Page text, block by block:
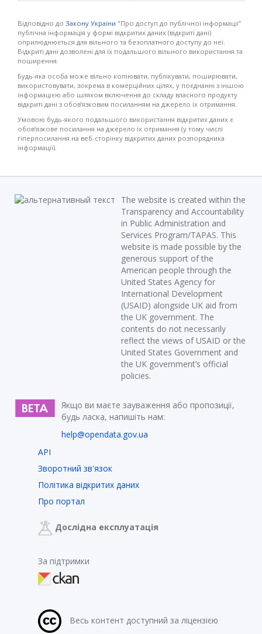
Відповідно до Закону України "Про доступ до публічної інформації”
публічна інформація у формі відкритих даних (відкриті дані)
оприлюднюється для вільного та безоплатного доступу до неї.
Відкриті дані дозволені для їх подальшого вільного використання та
поширення.
Будь-яка особа може вільно копіювати, публікувати, поширювати,
використовувати, зокрема в комерційних цілях, у поєднанні з іншою
інформацією або шляхом включення до складу власного продукту
відкриті дані з обов’язковим посиланням на джерело їх отримання.
Умовою будь-якого подальшого використання відкритих даних є
обов’язкове посилання на джерело їх отримання (у тому числі
гіперпосилання на веб-сторінку відкритих даних розпорядника
інформації).
The website is created within the
Transparency and Accountability
in Public Administration and
Services Program/TAPAS. This
website is made possible by the
generous support of the
American people through the
United States Agency for
International Development
(USAID) alongside UK aid from
the UK government. The
contents do not necessarily
reflect the views of USAID or the
United States Government and
the UK government’s official
policies.
Якщо ви маєте зауваження або пропозиції,
будь ласка, напишіть нам:
help@opendata.gov.ua
API
Зворотний зв'язок
Політика відкритих даних
Про портал
Дослідна експлуатація
За підтримки
Весь контент доступний за ліцензією